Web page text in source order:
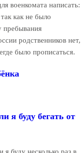
военкомата написать:
как не было
пребывания
родственников нет,
было прописаться.
я буду бегать от
буду несколько раз в